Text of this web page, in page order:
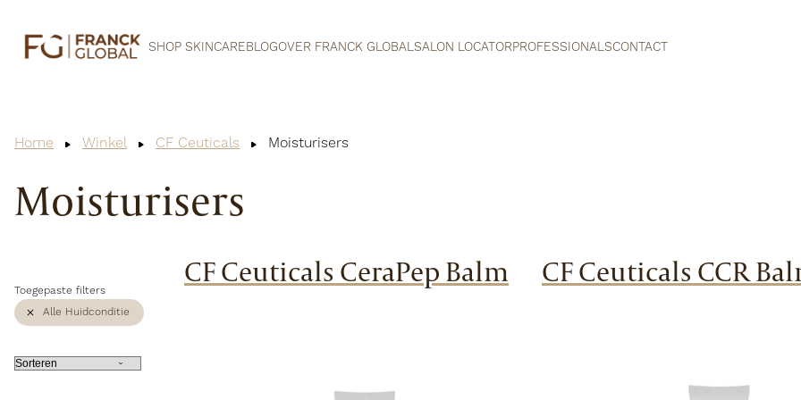
SHOP SKINCAREBLOGOVER FRANCK GLOBALSALON LOCATORPROFESSIONALSCONTACT
Home Winkel CF Ceuticals Moisturisers
Moisturisers
Toegepaste filters
Alle Huidconditie
CF Ceuticals CeraPep Balm CF Ceuticals CCR